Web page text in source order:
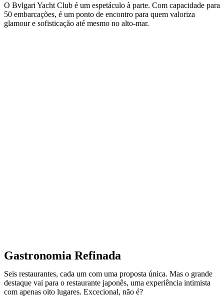
O Bvlgari Yacht Club é um espetáculo à parte. Com capacidade para
50 embarcações, é um ponto de encontro para quem valoriza
glamour e sofisticação até mesmo no alto-mar.
Gastronomia Refinada
Seis restaurantes, cada um com uma proposta única. Mas o grande
destaque vai para o restaurante japonês, uma experiência intimista
com apenas oito lugares. Excecional, não é?